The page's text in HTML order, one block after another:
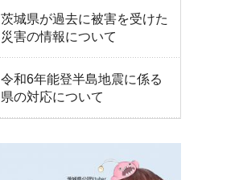
茨城県が過去に被害を受けた
災害の情報について
令和6年能登半島地震に係る
県の対応について